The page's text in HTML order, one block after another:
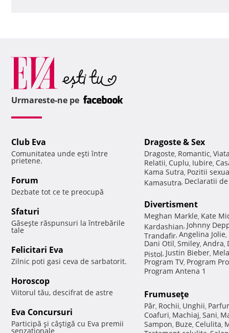
Urmareste-ne pe
Club Eva
Comunitatea unde eşti între
prietene.
Forum
Dezbate tot ce te preocupă
Sfaturi
Găseşte răspunsuri la întrebările
tale
Felicitari Eva
Zilnic poti gasi ceva de sarbatorit.
Horoscop
Viitorul tău, descifrat de astre
Eva Concursuri
Participă şi câştigă cu Eva premii
senzaţionale
Dragoste & Sex
Dragoste, Romantic,
Relatii, Cuplu, Iubire,
Kama Sutra, Pozitii
Kamasutra, Declaratii
Divertisment
Meghan Markle, Kate
Kardashian, Johnny
Trandafir, Angelina Jolie,
Dani Otil, Smiley, Andra,
Pistol, Justin Bieber,
Program TV, Program
Program Antena 1
Frumuseţe
Păr, Rochii, Unghii,
Coafuri, Machiaj, Sani,
Sampon, Buze, Celulita,